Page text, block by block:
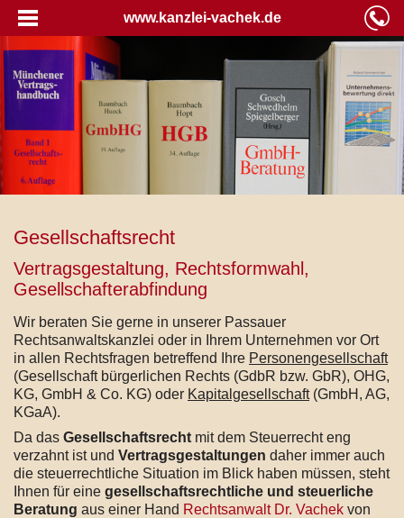
www.kanzlei-vachek.de
Gesellschaftsrecht
Vertragsgestaltung, Rechtsformwahl,
Gesellschafterabfindung
Wir beraten Sie gerne in unserer Passauer
Rechtsanwaltskanzlei oder in Ihrem Unternehmen vor Ort
in allen Rechtsfragen betreffend Ihre Personengesellschaft
(Gesellschaft bürgerlichen Rechts (GdbR bzw. GbR), OHG,
KG, GmbH & Co. KG) oder Kapitalgesellschaft(GmbH, AG,
KGaA).
Da das Gesellschaftsrecht mit dem Steuerrecht eng
verzahnt ist und Vertragsgestaltungen daher immer auch
die steuerrechtliche Situation im Blick haben müssen, steht
Ihnen für eine gesellschaftsrechtliche und steuerliche
Beratung aus einer Hand Rechtsanwalt Dr. Vachek von